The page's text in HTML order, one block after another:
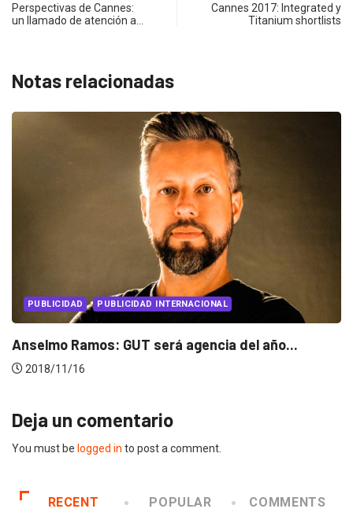
Perspectivas de Cannes:
un llamado de atención a…
Cannes 2017: Integrated y
Titanium shortlists
Notas relacionadas
PUBLICIDAD PUBLICIDAD INTERNACIONAL
Burger King promociona su delivery con fotos...
2018/11/08
Deja un comentario
You must be logged in to post a comment.
RECENT POPULAR COMMENTS